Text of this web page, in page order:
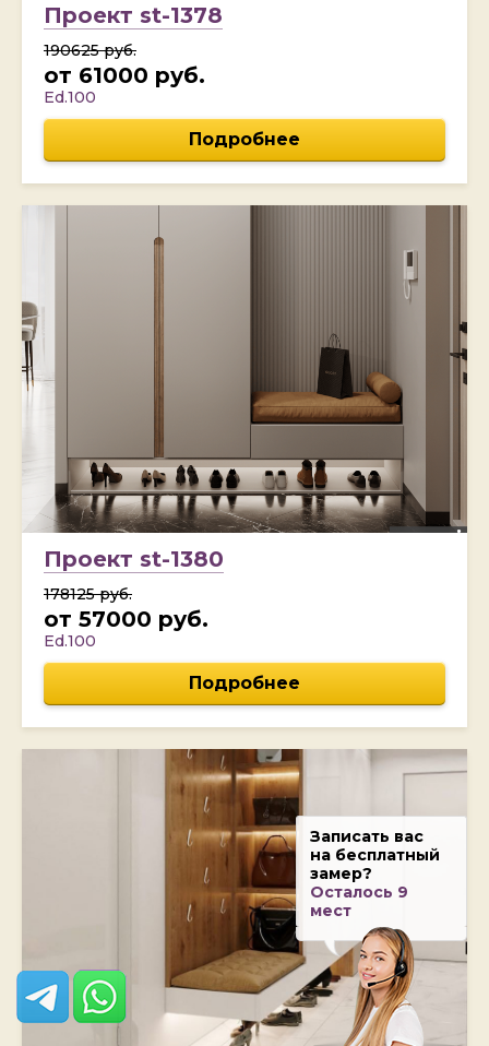
Проект st-1378
190625 руб.
от 61000 руб.
Ed.100
Подробнее
Проект st-1380
178125 руб.
от 57000 руб.
Ed.100
Подробнее
Записать вас
на бесплатный
замер?
Осталось 9
мест